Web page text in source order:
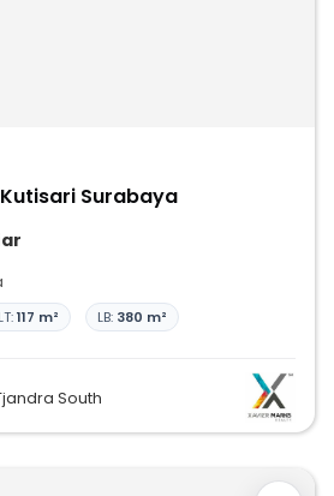
Surabaya
LT:117 m² LB: 380 m²
South